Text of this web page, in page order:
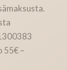
55€ –